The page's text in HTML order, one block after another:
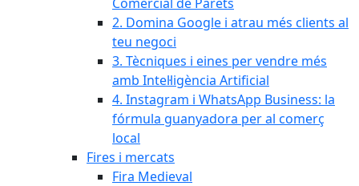
2. Domina Google i atrau més clients al
teu negoci
3. Tècniques i eines per vendre més
amb Intel·ligència Artificial
4. Instagram i WhatsApp Business: la
fórmula guanyadora per al comerç
local
Fires i mercats
Fira Medieval